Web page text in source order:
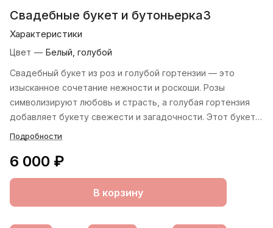
Свадебные букет и бутоньерка3
Характеристики
Цвет — Белый, голубой
Свадебный букет из роз и голубой гортензии — это
изысканное сочетание нежности и роскоши. Розы
символизируют любовь и страсть, а голубая гортензия
добавляет букету свежести и загадочности. Этот букет
станет прекрасным дополнением к образу невесты и
Подробности
6 000 ₽
В корзину